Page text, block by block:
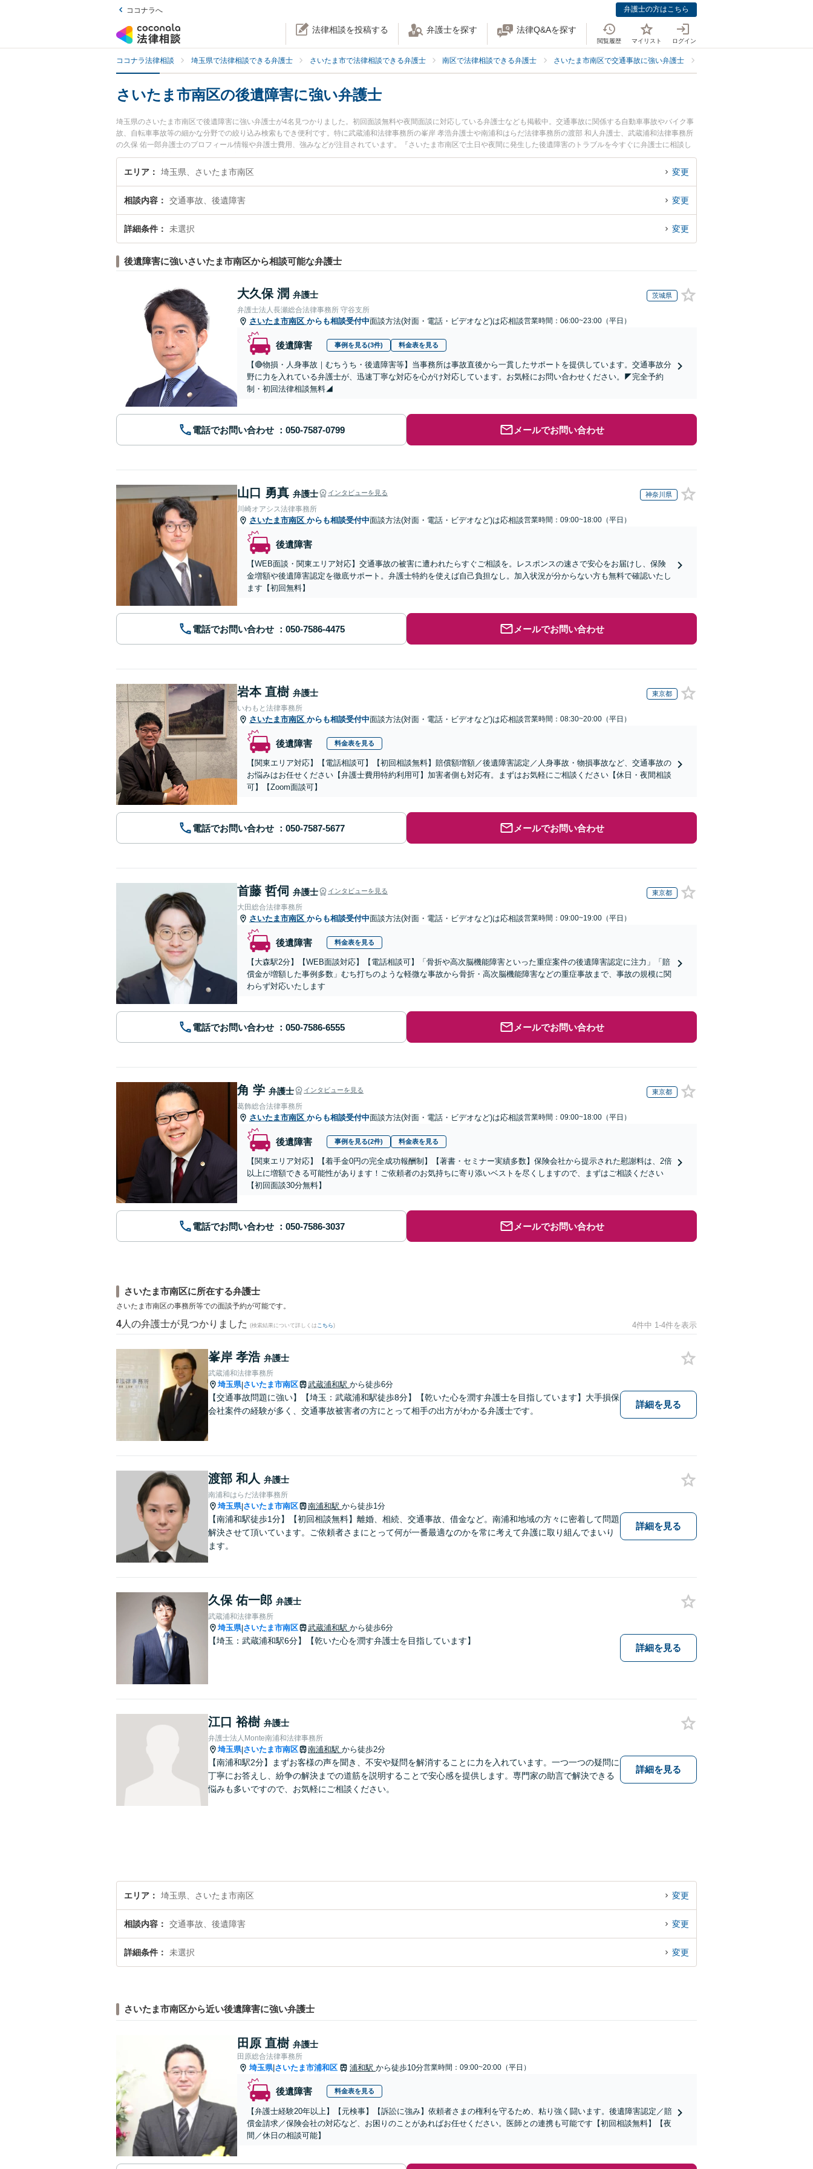
ココナラへ 弁護士の方はこちら
法律相談を投稿する 弁護士を探す 法律Q&Aを探す
閲覧履歴 マイリスト ログイン
ココナラ法律相談 埼玉県で法律相談できる弁護士 さいたま市で法律相談できる弁護士 南区で法律相談できる弁護士 さいたま市南区で交通事故に強い弁護士
さいたま市南区の後遺障害に強い弁護士
埼玉県のさいたま市南区で後遺障害に強い弁護士が4名見つかりました。初回面談無料や夜間面談に対応している弁護士なども掲載中。交通事故に関係する自動車事故やバイク事
故、自転車事故等の細かな分野での絞り込み検索もでき便利です。特に武蔵浦和法律事務所の峯岸 孝浩弁護士や南浦和はらだ法律事務所の渡部 和人弁護士、武蔵浦和法律事務所
の久保 佑一郎弁護士のプロフィール情報や弁護士費用、強みなどが注目されています。『さいたま市南区で土日や夜間に発生した後遺障害のトラブルを今すぐに弁護士に相談し
たい』『後遺障害のトラブル解決の実績豊富な近くの弁護士を検索したい』『初回相談無料で後遺障害を法律相談できるさいたま市南区内の弁護士に相談予約したい』などでお困
りの相談者さんにおすすめです。
エリア 埼玉県、さいたま市南区 変更
相談内容 交通事故、後遺障害 変更
詳細条件 未選択 変更
後遺障害に強いさいたま市南区から相談可能な弁護士
大久保 潤 弁護士 茨城県
弁護士法人長瀬総合法律事務所 守谷支所
さいたま市南区 からも相談受付中面談方法(対面・電話・ビデオなど)は応相談営業時間：06:00~23:00（平日）
後遺障害 事例を見る(3件) 料金表を見る
【🔴物損・人身事故｜むちうち・後遺障害等】当事務所は事故直後から一貫したサポートを提供しています。交通事故分
野に力を入れている弁護士が、迅速丁寧な対応を心がけ対応しています。お気軽にお問い合わせください。◤完全予約
制・初回法律相談無料◢
電話でお問い合わせ メールでお問い合わせ
山口 勇真 弁護士 インタビューを見る 神奈川県
川崎オアシス法律事務所
さいたま市南区 からも相談受付中面談方法(対面・電話・ビデオなど)は応相談営業時間：09:00~18:00（平日）
後遺障害
【WEB面談・関東エリア対応】交通事故の被害に遭われたらすぐご相談を。レスポンスの速さで安心をお届けし、保険
金増額や後遺障害認定を徹底サポート。弁護士特約を使えば自己負担なし。加入状況が分からない方も無料で確認いたし
ます【初回無料】
電話でお問い合わせ メールでお問い合わせ
岩本 直樹 弁護士 東京都
いわもと法律事務所
さいたま市南区 からも相談受付中面談方法(対面・電話・ビデオなど)は応相談営業時間：08:30~20:00（平日）
後遺障害 料金表を見る
【関東エリア対応】【電話相談可】【初回相談無料】賠償額増額／後遺障害認定／人身事故・物損事故など、交通事故の
お悩みはお任せください【弁護士費用特約利用可】加害者側も対応有。まずはお気軽にご相談ください【休日・夜間相談
可】【Zoom面談可】
電話でお問い合わせ メールでお問い合わせ
首藤 哲伺 弁護士 インタビューを見る 東京都
大田総合法律事務所
さいたま市南区 からも相談受付中面談方法(対面・電話・ビデオなど)は応相談営業時間：09:00~19:00（平日）
後遺障害 料金表を見る
【大森駅2分】【WEB面談対応】【電話相談可】「骨折や高次脳機能障害といった重症案件の後遺障害認定に注力」「賠
償金が増額した事例多数」むち打ちのような軽微な事故から骨折・高次脳機能障害などの重症事故まで、事故の規模に関
わらず対応いたします
電話でお問い合わせ メールでお問い合わせ
角 学 弁護士 インタビューを見る 東京都
葛飾総合法律事務所
さいたま市南区 からも相談受付中面談方法(対面・電話・ビデオなど)は応相談営業時間：09:00~18:00（平日）
後遺障害 事例を見る(2件) 料金表を見る
【関東エリア対応】【着手金0円の完全成功報酬制】【著書・セミナー実績多数】保険会社から提示された慰謝料は、2倍
以上に増額できる可能性があります！ご依頼者のお気持ちに寄り添いベストを尽くしますので、まずはご相談ください
【初回面談30分無料】
電話でお問い合わせ メールでお問い合わせ
さいたま市南区に所在する弁護士
さいたま市南区の事務所等での面談予約が可能です。
4 人の弁護士が見つかりました (検索結果について詳しくは こちら) 4件中 1-4件を表示
峯岸 孝浩 弁護士
武蔵浦和法律事務所
埼玉県|さいたま市南区 武蔵浦和駅 から徒歩6分
【交通事故問題に強い】【埼玉：武蔵浦和駅徒歩8分】【乾いた心を潤す弁護士を目指しています】大手損保
会社案件の経験が多く、交通事故被害者の方にとって相手の出方がわかる弁護士です。
詳細を見る
渡部 和人 弁護士
南浦和はらだ法律事務所
埼玉県|さいたま市南区 南浦和駅 から徒歩1分
【南浦和駅徒歩1分】【初回相談無料】離婚、相続、交通事故、借金など。南浦和地域の方々に密着して問題
解決させて頂いています。ご依頼者さまにとって何が一番最適なのかを常に考えて弁護に取り組んでまいり
ます。
詳細を見る
久保 佑一郎 弁護士
武蔵浦和法律事務所
埼玉県|さいたま市南区 武蔵浦和駅 から徒歩6分
【埼玉：武蔵浦和駅6分】【乾いた心を潤す弁護士を目指しています】
詳細を見る
江口 裕樹 弁護士
弁護士法人Monte南浦和法律事務所
埼玉県|さいたま市南区 南浦和駅 から徒歩2分
【南浦和駅2分】まずお客様の声を聞き、不安や疑問を解消することに力を入れています。一つ一つの疑問に
丁寧にお答えし、紛争の解決までの道筋を説明することで安心感を提供します。専門家の助言で解決できる
悩みも多いですので、お気軽にご相談ください。
詳細を見る
エリア 埼玉県、さいたま市南区 変更
相談内容 交通事故、後遺障害 変更
詳細条件 未選択 変更
さいたま市南区から近い後遺障害に強い弁護士
田原 直樹 弁護士
田原総合法律事務所
埼玉県| さいたま市浦和区 浦和駅 から徒歩10分営業時間：09:00~20:00（平日）
後遺障害 料金表を見る
【弁護士経験20年以上】【元検事】【訴訟に強み】依頼者さまの権利を守るため、粘り強く闘います。後遺障害認定／賠
償金請求／保険会社の対応など、お困りのことがあればお任せください。医師との連携も可能です【初回相談無料】【夜
間／休日の相談可能】